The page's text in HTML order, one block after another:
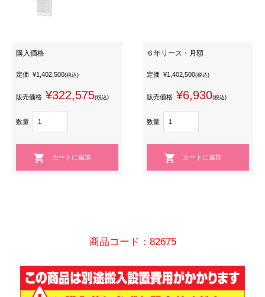
購入価格
定価 ¥1,402,500(税込)
販売価格 ¥322,575(税込)
数量
６年リース・月額
定価 ¥1,402,500(税込)
販売価格 ¥6,930(税込)
数量
商品コード：82675